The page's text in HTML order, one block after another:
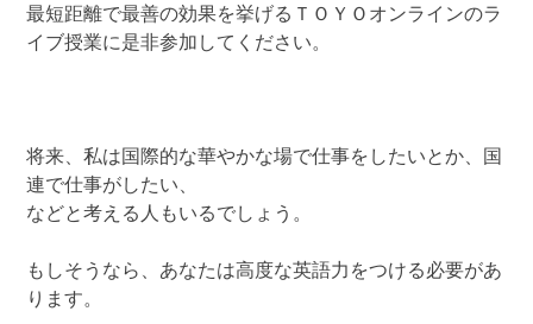
最短距離で最善の効果を挙げるＴＯＹＯオンラインのラ
イブ授業に是非参加してください。
将来、私は国際的な華やかな場で仕事をしたいとか、国
連で仕事がしたい、
などと考える人もいるでしょう。
もしそうなら、あなたは高度な英語力をつける必要があ
ります。